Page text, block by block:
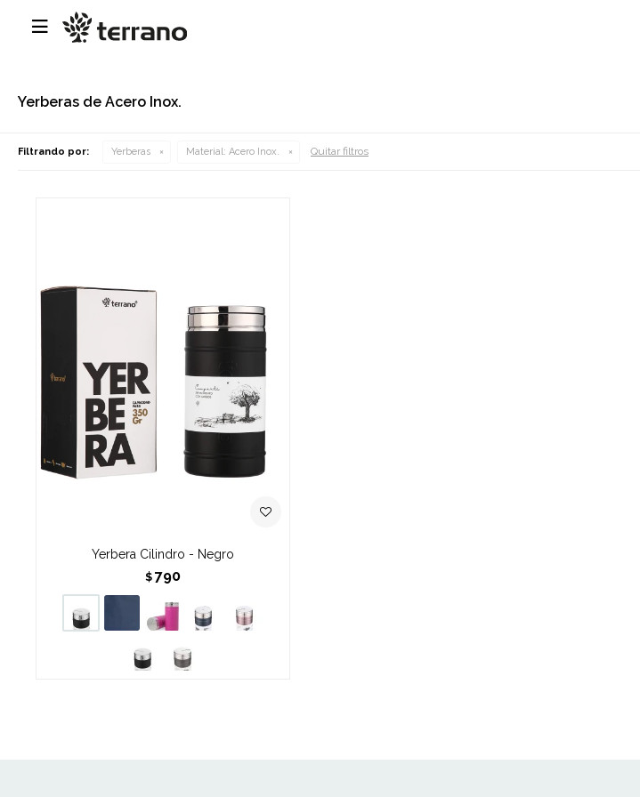

Yerberas de Acero Inox.
Filtrando por: Yerberas Material: Acero Inox. Quitar filtros
Yerbera Cilindro - Negro
$ 790